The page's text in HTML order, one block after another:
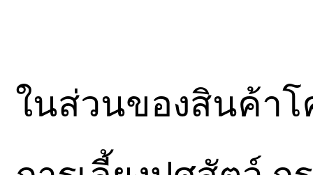
ในส่วนของสินค้า